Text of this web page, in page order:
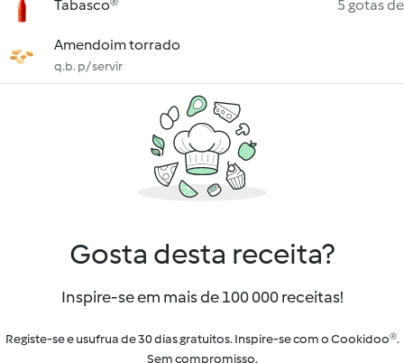
Tabasco® 5 gotas de
Amendoim torrado
q.b. p/ servir
Gosta desta receita?
Inspire-se em mais de 100 000 receitas!
Registe-se e usufrua de 30 dias gratuitos. Inspire-se com o Cookidoo®.
Sem compromisso.